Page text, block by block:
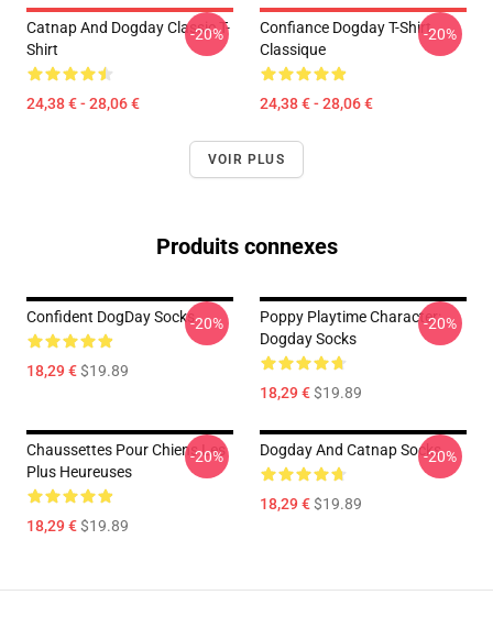
Catnap And Dogday Classic T-
Shirt
24,38 € - 28,06 €
-20%
Confiance Dogday T-Shirt
Classique
24,38 € - 28,06 €
-20%
VOIR PLUS
Produits connexes
Confident DogDay Socks
18,29 €$19.89
-20%
Poppy Playtime Character:
Dogday Socks
18,29 €$19.89
-20%
Chaussettes Pour Chiens Les
Plus Heureuses
18,29 €$19.89
-20% Dogday And Catnap Socks
18,29 €$19.89
-20%